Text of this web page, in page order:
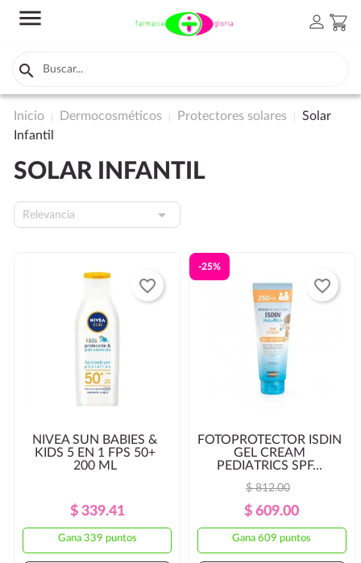
menu person shopping_cart

Inicio Dermocosméticos Protectores solares
Solar
Infantil
SOLAR INFANTIL
Relevancia 
NIVEA SUN BABIES &
KIDS 5 EN 1 FPS 50+
200 ML
Precio
Regular
Precio
$ 339.41
Gana 339 puntos
favorite_border
FOTOPROTECTOR ISDIN
GEL CREAM
PEDIATRICS SPF...
Precio
Regular
$ 812.00
Precio
$ 609.00
Gana 609 puntos
-25%
favorite_border